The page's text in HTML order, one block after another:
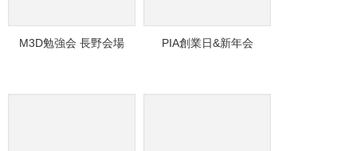
M3D勉強会 長野会場 PIA創業日&新年会